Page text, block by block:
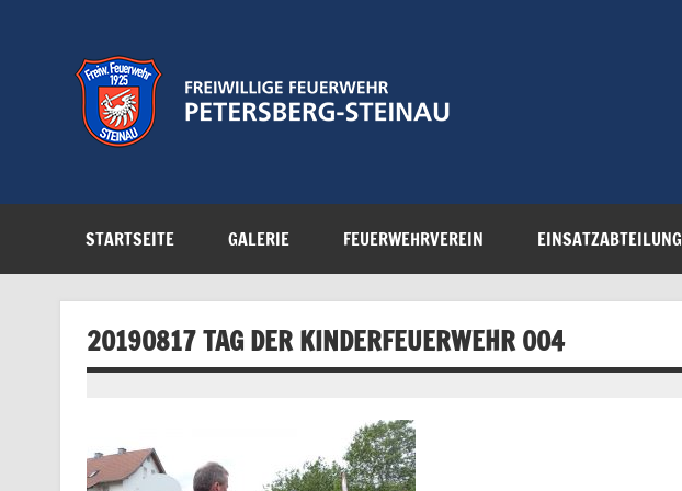
STARTSEITE GALERIE FEUERWEHRVEREIN EINSATZABTEILUNG
20190817 TAG DER KINDERFEUERWEHR 004